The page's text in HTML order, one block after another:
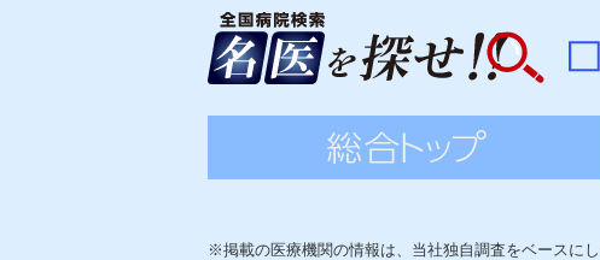
※掲載の医療機関の情報は、当社独自調査をベースに